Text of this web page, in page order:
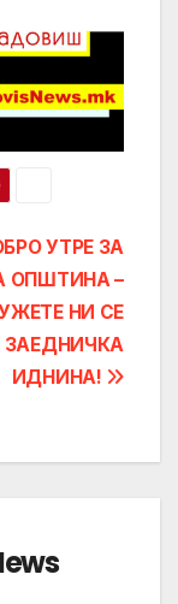
УТРЕ ЗА
ОПШТИНА –
НИ СЕ
ЗАЕДНИЧКА
ИДНИНА!